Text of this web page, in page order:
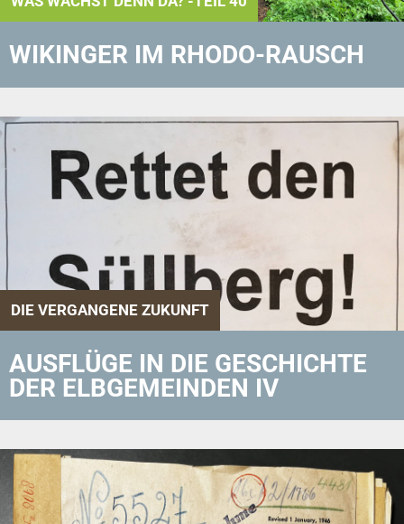
WIKINGER IM RHODO-RAUSCH
DIE VERGANGENE ZUKUNFT
AUSFLÜGE IN DIE GESCHICHTE
DER ELBGEMEINDEN IV